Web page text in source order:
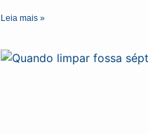
Leia mais »